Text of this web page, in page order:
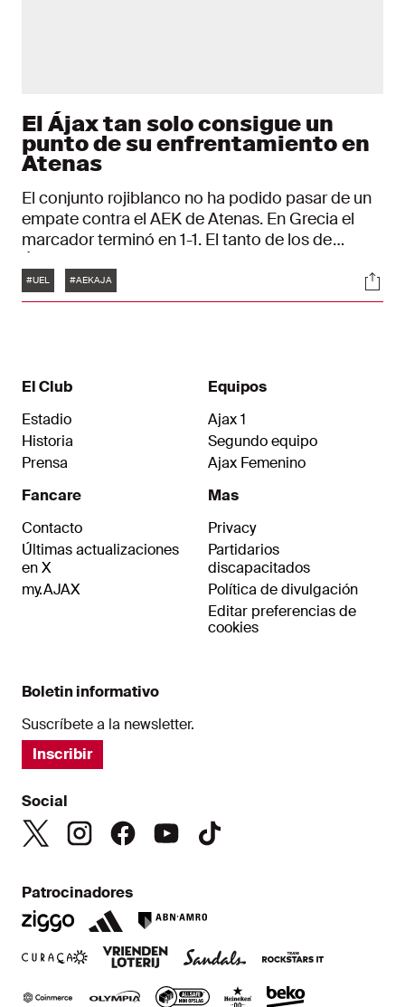
El Ájax tan solo consigue un
punto de su enfrentamiento en
Atenas
El conjunto rojiblanco no ha podido pasar de un
empate contra el AEK de Atenas. En Grecia el
marcador terminó en 1-1. El tanto de los de
punto de penalti. A tan solo un cuarto de hora del
final, los griegos igualaron el partido gracias al
League con dos puntos en dos partidos.
Etiquetas
#UEL #AEKAJA
El Club
Estadio
Historia
Prensa
Fancare
Contacto
Últimas actualizaciones
en X
my.AJAX
Equipos
Ajax 1
Segundo equipo
Ajax Femenino
Mas
Privacy
Partidarios
discapacitados
Política de divulgación
Editar preferencias de
cookies
Boletin informativo
Suscríbete a la newsletter.
Inscribir
Social
Patrocinadores